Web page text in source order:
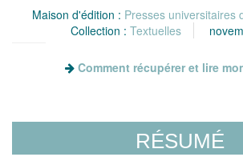
Maison d'édition : Presses universitaires
Collection : Textuelles
Comment récupérer et lire
RÉSUMÉ